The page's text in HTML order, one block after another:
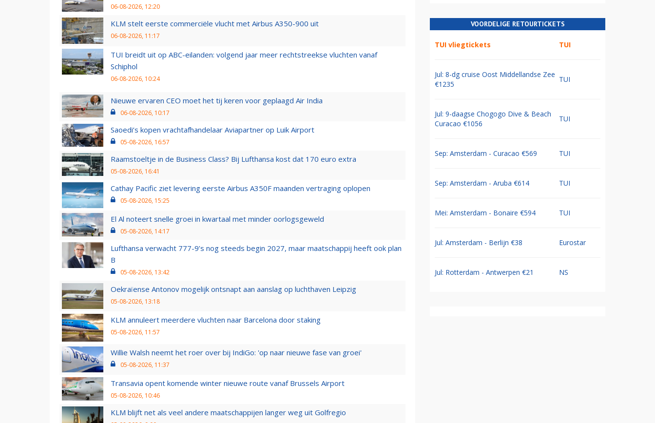
06-08-2026, 12:20
KLM stelt eerste commerciële vlucht met Airbus A350-900 uit
06-08-2026, 11:17
TUI breidt uit op ABC-eilanden: volgend jaar meer rechtstreekse vluchten vanaf
Schiphol
06-08-2026, 10:24
Nieuwe ervaren CEO moet het tij keren voor geplaagd Air India
06-08-2026, 10:17
Saoedi’s kopen vrachtafhandelaar Aviapartner op Luik Airport
05-08-2026, 16:57
Raamstoeltje in de Business Class? Bij Lufthansa kost dat 170 euro extra
05-08-2026, 16:41
Cathay Pacific ziet levering eerste Airbus A350F maanden vertraging oplopen
05-08-2026, 15:25
El Al noteert snelle groei in kwartaal met minder oorlogsgeweld
05-08-2026, 14:17
Lufthansa verwacht 777-9’s nog steeds begin 2027, maar maatschappij heeft ook plan
B
05-08-2026, 13:42
Oekraïense Antonov mogelijk ontsnapt aan aanslag op luchthaven Leipzig
05-08-2026, 13:18
KLM annuleert meerdere vluchten naar Barcelona door staking
05-08-2026, 11:57
Willie Walsh neemt het roer over bij IndiGo: 'op naar nieuwe fase van groei'
05-08-2026, 11:37
Transavia opent komende winter nieuwe route vanaf Brussels Airport
05-08-2026, 10:46
KLM blijft net als veel andere maatschappijen langer weg uit Golfregio
VOORDELIGE RETOURTICKETS
TUI vliegtickets TUI
Jul: 8-dg cruise Oost Middellandse Zee
€1235
TUI
Jul: 9-daagse Chogogo Dive & Beach
Curacao €1056
TUI
Sep: Amsterdam - Curacao €569 TUI
Sep: Amsterdam - Aruba €614 TUI
Mei: Amsterdam - Bonaire €594 TUI
Jul: Amsterdam - Berlijn €38 Eurostar
Jul: Rotterdam - Antwerpen €21 NS